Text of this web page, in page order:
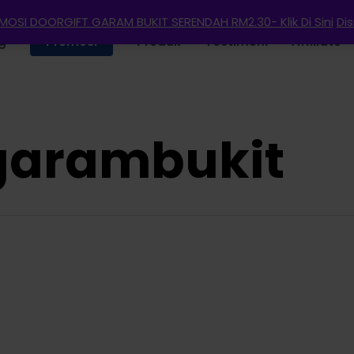
DOORGIFT GARAM BUKIT SERENDAH RM2.30- Klik Di Sini
Promosi Produk Testimoni Affiliate